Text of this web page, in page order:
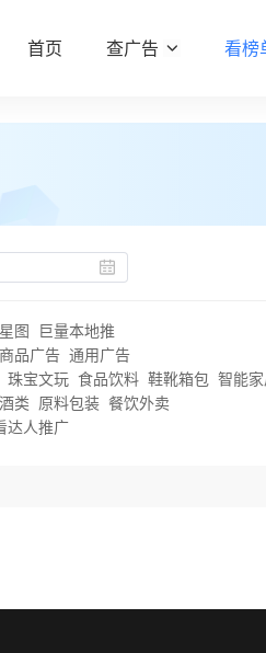
首页 查广告 看榜
图 巨量本地推
商品广告 通用广告
珠宝文玩 食品饮料 鞋靴箱包 智能
酒类 原料包装 餐饮外卖
达人推广